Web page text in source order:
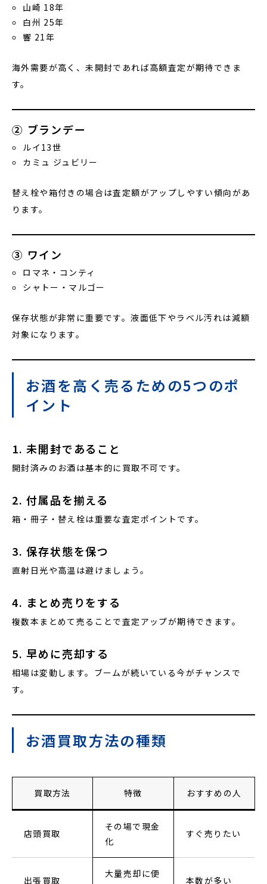
山崎 18年
白州 25年
響 21年
海外需要が高く、未開封であれば高額査定が期待できま
す。
② ブランデー
ルイ13世
カミュ ジュビリー
替え栓や箱付きの場合は査定額がアップしやすい傾向があ
ります。
③ ワイン
ロマネ・コンティ
シャトー・マルゴー
保存状態が非常に重要です。液面低下やラベル汚れは減額
対象になります。
お酒を高く売るための5つのポ
イント
1. 未開封であること
開封済みのお酒は基本的に買取不可です。
2. 付属品を揃える
箱・冊子・替え栓は重要な査定ポイントです。
3. 保存状態を保つ
直射日光や高温は避けましょう。
4. まとめ売りをする
複数本まとめて売ることで査定アップが期待できます。
5. 早めに売却する
相場は変動します。ブームが続いている今がチャンスで
す。
お酒買取方法の種類
買取方法 特徴 おすすめの人
店頭買取
その場で現金
化
すぐ売りたい
出張買取
大量売却に便
本数が多い